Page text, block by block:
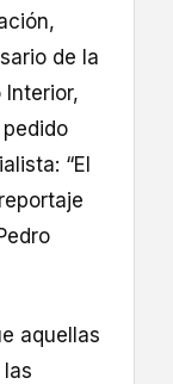
de la
“El
aquellas